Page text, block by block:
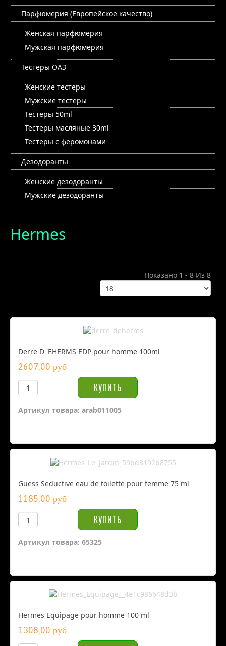
Парфюмерия (Европейское качество)
Женская парфюмерия
Мужская парфюмерия
Тестеры ОАЭ
Женские тестеры
Мужские тестеры
Тестеры 50ml
Тестеры масляные 30ml
Тестеры с феромонами
Дезодоранты
Женские дезодоранты
Мужские дезодоранты
Hermes
Показано 1 - 8 Из 8
Derre D 'EHERMS EDP pour homme 100ml
2607,00 руб
Артикул товара: arab011005
Guess Seductive eau de toilette pour femme 75 ml
1185,00 руб
Артикул товара: 65325
Hermes Equipage pour homme 100 ml
1308,00 руб